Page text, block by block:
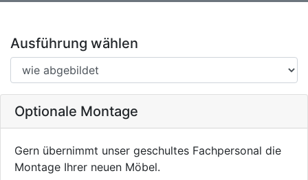
Ausführung wählen
Optionale Montage
Gern übernimmt unser geschultes Fachpersonal die
Montage Ihrer neuen Möbel.